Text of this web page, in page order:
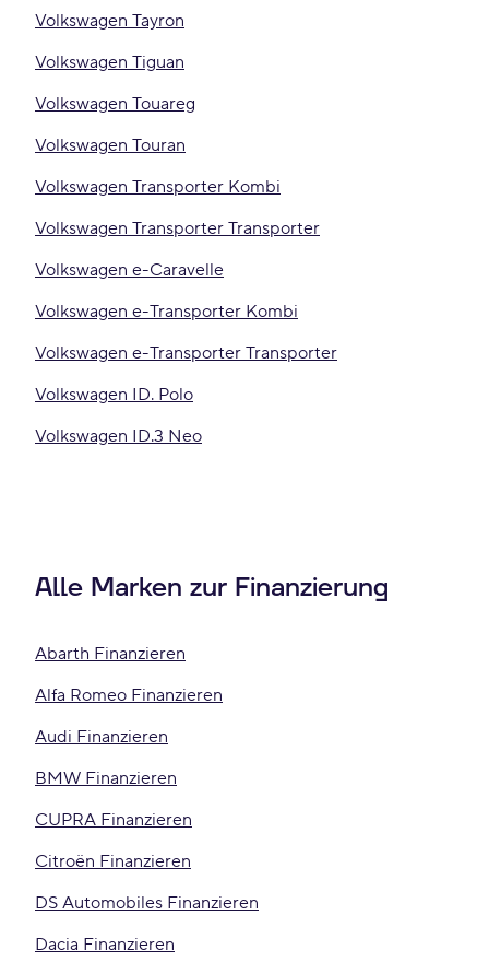
Volkswagen Tayron
Volkswagen Tiguan
Volkswagen Touareg
Volkswagen Touran
Volkswagen Transporter Kombi
Volkswagen Transporter Transporter
Volkswagen e-Caravelle
Volkswagen e-Transporter Kombi
Volkswagen e-Transporter Transporter
Volkswagen ID. Polo
Volkswagen ID.3 Neo
Alle Marken zur Finanzierung
Abarth Finanzieren
Alfa Romeo Finanzieren
Audi Finanzieren
BMW Finanzieren
CUPRA Finanzieren
Citroën Finanzieren
DS Automobiles Finanzieren
Dacia Finanzieren